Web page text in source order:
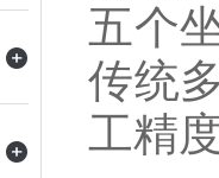
五个
传统
工精